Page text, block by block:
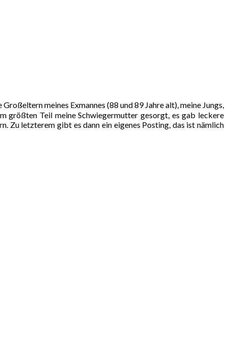
meines Exmannes (88 und 89 Jahre alt), meine Jungs,
größten Teil meine Schwiegermutter gesorgt, es gab leckere
Zu letzterem gibt es dann ein eigenes Posting, das ist nämlich